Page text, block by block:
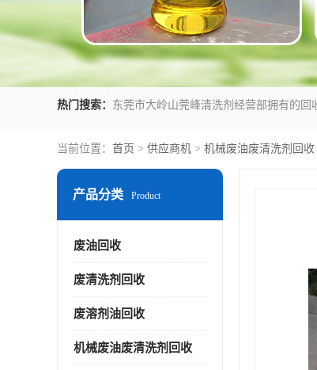
热门搜索：
当前位置： 首页 > 供应商机 > 机械废油废清洗剂回收
产品分类 Product
废油回收
废清洗剂回收
废溶剂油回收
机械废油废清洗剂回收